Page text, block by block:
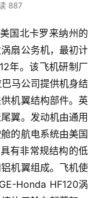
887
国北卡罗来纳州的
扇公务机，最初计
年。该飞机研制厂
马公司提供机身结
机翼结构部件。英
翼。发动机由通用
的航电系统由美国
有非常规结构的低
机翼组成。飞机使
Honda HF120涡